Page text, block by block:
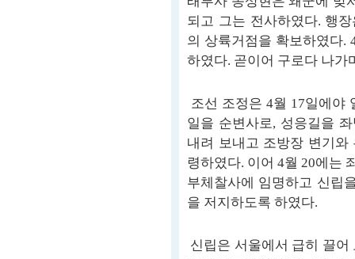
되고 그는 전사하였다. 행
의 상륙거점을 확보하였다.
하였다. 곧이어 구로다 나가
조선 조정은 4월 17일에야
일을 순변사로, 성응길을
내려 보내고 조방장 변기
령하였다. 이어 4월 20에는
부체찰사에 임명하고 신립
을 저지하도록 하였다.
신립은 서울에서 급히 끌어